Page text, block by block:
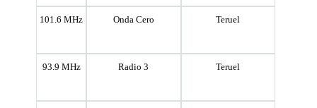
101.6 MHz Onda Cero Teruel
93.9 MHz Radio 3 Teruel